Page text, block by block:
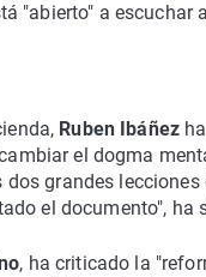
"abierto" a escuchar
Ruben Ibáñezha
el dogma
grandes
el documento", ha
, ha criticado la